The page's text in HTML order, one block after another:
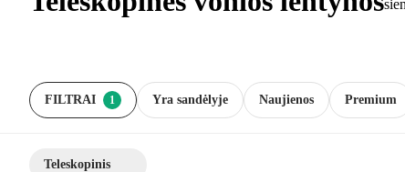
FILTRAI 1 Premium
Naujienos
Yra sandėlyje
Teleskopinis